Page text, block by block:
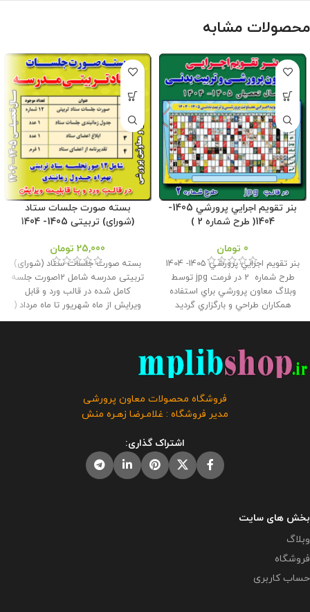
محصولات مشابه
بنر تقويم اجرايي پرورشي 1405-
1404( طرح شماره 2 )
0 تومان
بنر تقويم اجرايي پرورشي 1405- 1404
طرح شماره 2 در فرمت jpg توسط
وبلاگ معاون پرورشي براي استفاده
همكاران طراحي و بارگزاري گرديد
حجم فايل : 16.3 مگابايت
این
پرورشی می باشد و در صورت
مشاهده مشابه آن در سایت های
دیگر بدون اجازه ما در حال استفاده
بسته صورت جلسات ستاد
(شورای) تربیتی 1405- 1404
25,000 تومان
بسته صورت جلسات ستاد (شورای)
تربیتی مدرسه شامل 12صورت جلسه
کامل شده در قالب ورد و قابل
ویرایش از ماه شهریور تا ماه مرداد (
سال تحصیلی 1405- 1404) می باشد
معاون پرورشی آماده گردید . همراه با
مگابایتاین محصول مختص
در صورت مشاهده مشابه آن در
سایت های دیگر بدون اجازه ما در
حال استفاده هستند و مورد رضایت ما
فروشگاه محصولات معاون پرورشی
مدیر فروشگاه : غلامـرضا زهـره منش
اشتراک گذاری:
بخش های سایت
وبلاگ
فروشگاه
حساب کاربری